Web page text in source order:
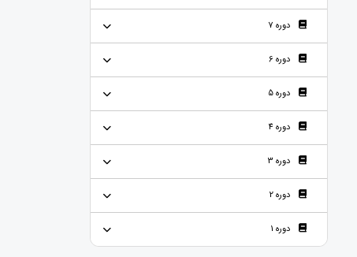
دوره 7
دوره 6
دوره 5
دوره 4
دوره 3
دوره 2
دوره 1